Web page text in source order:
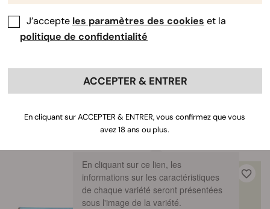
CBD a été sélectionnée avec brio afin de produire
de fortes concentrations de cannabidiol (CBD). Les
plants de cannabis riches en CBD sont privilégiés
potentiel médical.
En cliquant sur ce lien, les
informations sur les caractéristiques
de chaque variété seront présentées
sous l'image de la variété.
-40%
J’accepte les paramètres des cookies et la
politique de confidentialité
ACCEPTER & ENTRER
En cliquant sur ACCEPTER & ENTRER, vous confirmez que vous
avez 18 ans ou plus.